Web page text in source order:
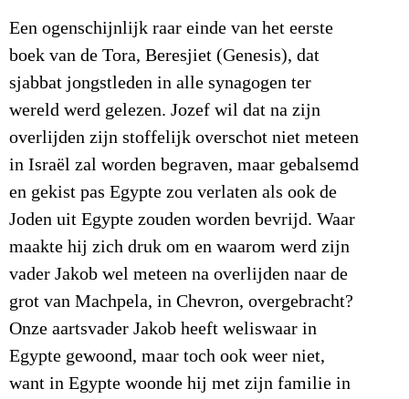
Een ogenschijnlijk raar einde van het eerste
boek van de Tora, Beresjiet (Genesis), dat
sjabbat jongstleden in alle synagogen ter
wereld werd gelezen. Jozef wil dat na zijn
overlijden zijn stoffelijk overschot niet meteen
in Israël zal worden begraven, maar gebalsemd
en gekist pas Egypte zou verlaten als ook de
Joden uit Egypte zouden worden bevrijd. Waar
maakte hij zich druk om en waarom werd zijn
vader Jakob wel meteen na overlijden naar de
grot van Machpela, in Chevron, overgebracht?
Onze aartsvader Jakob heeft weliswaar in
Egypte gewoond, maar toch ook weer niet,
want in Egypte woonde hij met zijn familie in